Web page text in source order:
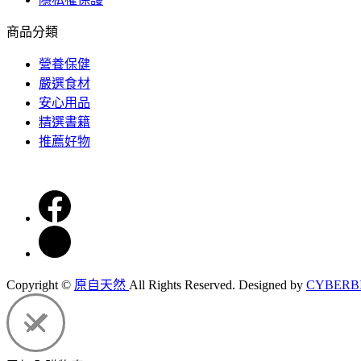
商品分類
營養保健
嚴選食材
安心用品
精選書籍
推薦好物
Copyright © 原自天然 All Rights Reserved. Designed by